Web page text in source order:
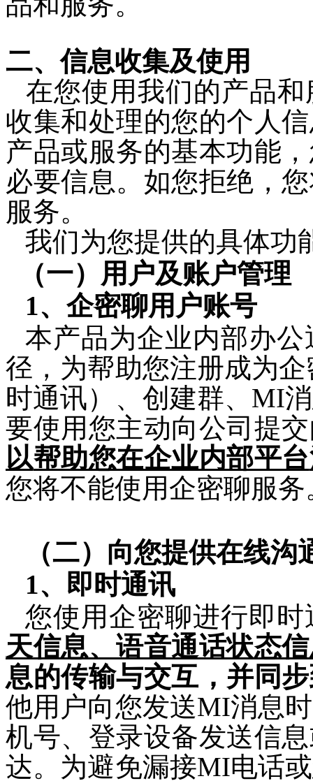
二、信息收集及使用
在您使用我们的产品和
收集和处理的您的个人
产品或服务的基本功能
必要信息。如您拒绝，
服务。
我们为您提供的具体功
（一）用户及账户管理
1、 企密聊用户账号
本产品为企业内部办
径，为帮助您注册成为企
时通讯）、创建群、 MI
要使用 您主动向公司 提交
以帮助您在企业内部平台
您将不能使用企密聊服务
（二）向您提供在线
1、即时通讯
您使用 企密聊进行即时
天信息、语音通话状态
息的传输与交互，并同
他用户向您发送MI消息
机号、登录设备发送信
达。为避免漏接MI电话